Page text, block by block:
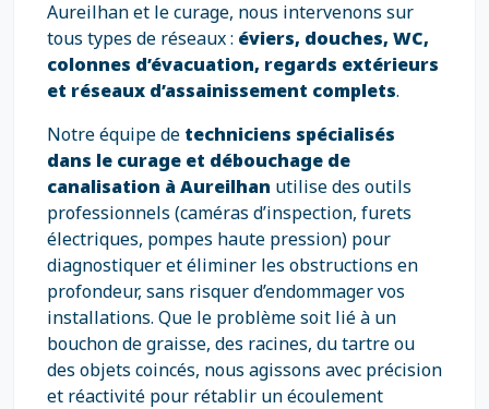
Aureilhan et le curage, nous intervenons sur
tous types de réseaux : éviers, douches, WC,
colonnes d’évacuation, regards extérieurs
et réseaux d’assainissement complets.
Notre équipe de techniciens spécialisés
dans le curage et débouchage de
canalisation à Aureilhan utilise des outils
professionnels (caméras d’inspection, furets
électriques, pompes haute pression) pour
diagnostiquer et éliminer les obstructions en
profondeur, sans risquer d’endommager vos
installations. Que le problème soit lié à un
bouchon de graisse, des racines, du tartre ou
des objets coincés, nous agissons avec précision
et réactivité pour rétablir un écoulement